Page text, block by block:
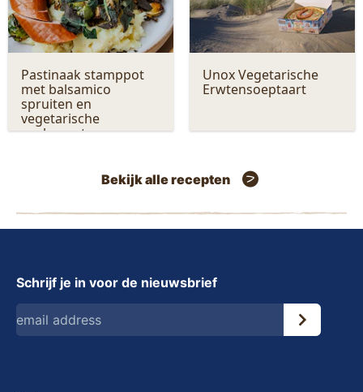
Pastinaak stamppot
met balsamico
spruiten en
vegetarische
rookworst
Unox Vegetarische
Erwtensoeptaart
Bekijk alle recepten
Schrijf je in voor de nieuwsbrief